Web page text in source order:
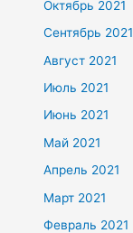
Октябрь 2021
Сентябрь 2021
Август 2021
Июль 2021
Июнь 2021
Май 2021
Апрель 2021
Март 2021
Февраль 2021